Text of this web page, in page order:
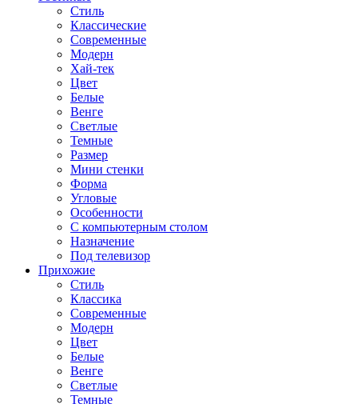
Стиль
Классические
Современные
Модерн
Хай-тек
Цвет
Белые
Венге
Светлые
Темные
Размер
Мини стенки
Форма
Угловые
Особенности
С компьютерным столом
Назначение
Под телевизор
Прихожие
Стиль
Классика
Современные
Модерн
Цвет
Белые
Венге
Светлые
Темные